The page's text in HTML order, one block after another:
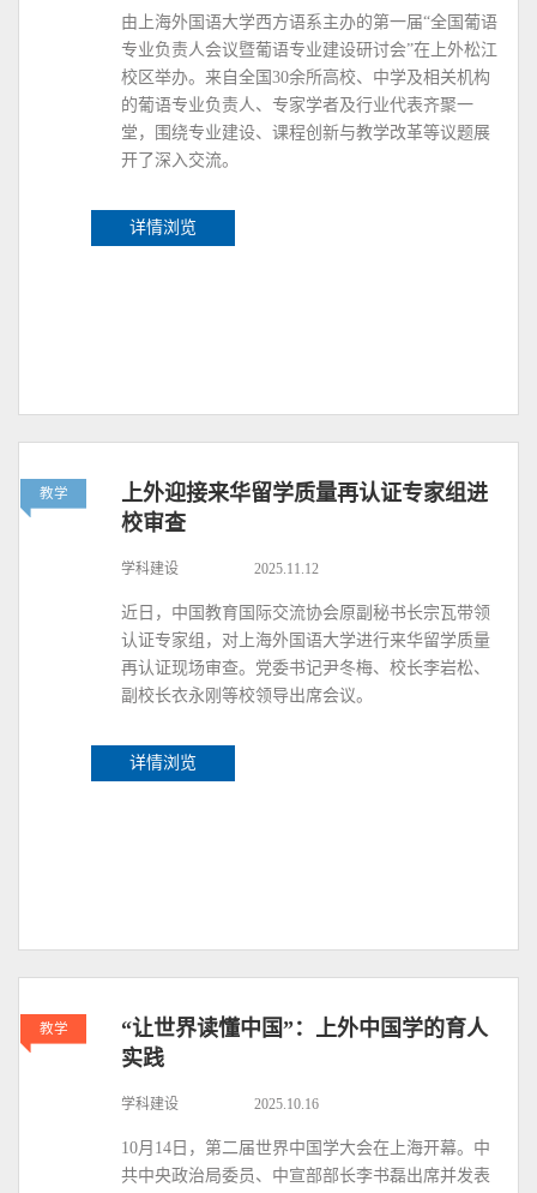
由上海外国语大学西方语系主办的第一届“全国葡语
专业负责人会议暨葡语专业建设研讨会”在上外松江
校区举办。来自全国30余所高校、中学及相关机构
的葡语专业负责人、专家学者及行业代表齐聚一
堂，围绕专业建设、课程创新与教学改革等议题展
开了深入交流。
详情浏览
教学
上外迎接来华留学质量再认证专家组进
校审查
学科建设 2025.11.12
近日，中国教育国际交流协会原副秘书长宗瓦带领
认证专家组，对上海外国语大学进行来华留学质量
再认证现场审查。党委书记尹冬梅、校长李岩松、
副校长衣永刚等校领导出席会议。
详情浏览
教学
“让世界读懂中国”：上外中国学的育人
实践
学科建设 2025.10.16
10月14日，第二届世界中国学大会在上海开幕。中
共中央政治局委员、中宣部部长李书磊出席并发表